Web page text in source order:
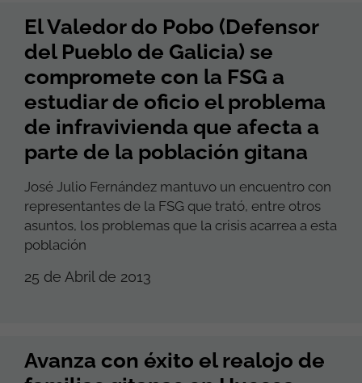
El Valedor do Pobo (Defensor
del Pueblo de Galicia) se
compromete con la FSG a
estudiar de oficio el problema
de infravivienda que afecta a
parte de la población gitana
José Julio Fernández mantuvo un encuentro con
representantes de la FSG que trató, entre otros
asuntos, los problemas que la crisis acarrea a esta
población
25 de Abril de 2013
Avanza con éxito el realojo de